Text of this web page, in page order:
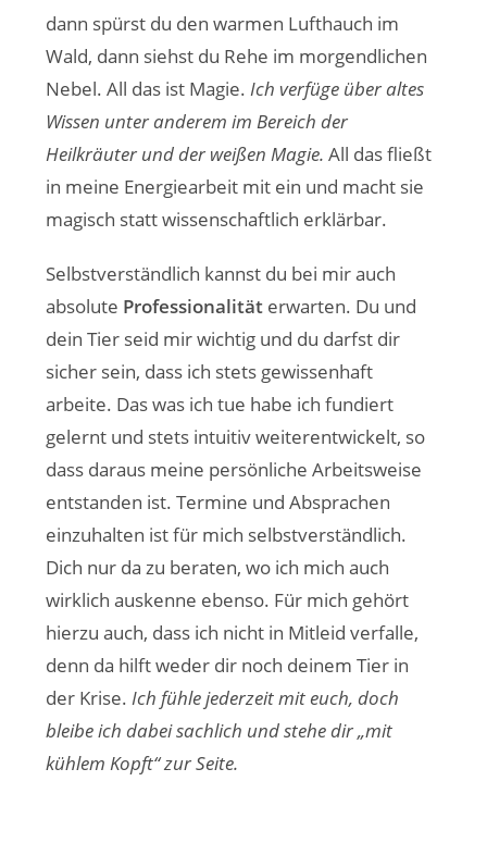
dann spürst du den warmen Lufthauch im
Wald, dann siehst du Rehe im morgendlichen
Nebel. All das ist Magie.Ich verfüge über altes
Wissen unter anderem im Bereich der
Heilkräuter und der weißen Magie. All das fließt
in meine Energiearbeit mit ein und macht sie
magisch statt wissenschaftlich erklärbar.
Selbstverständlich kannst du bei mir auch
absolute Professionalität erwarten. Du und
dein Tier seid mir wichtig und du darfst dir
sicher sein, dass ich stets gewissenhaft
arbeite. Das was ich tue habe ich fundiert
gelernt und stets intuitiv weiterentwickelt, so
dass daraus meine persönliche Arbeitsweise
entstanden ist. Termine und Absprachen
einzuhalten ist für mich selbstverständlich.
Dich nur da zu beraten, wo ich mich auch
wirklich auskenne ebenso. Für mich gehört
hierzu auch, dass ich nicht in Mitleid verfalle,
denn da hilft weder dir noch deinem Tier in
der Krise.Ich fühle jederzeit mit euch, doch
bleibe ich dabei sachlich und stehe dir „mit
kühlem Kopft“ zur Seite.